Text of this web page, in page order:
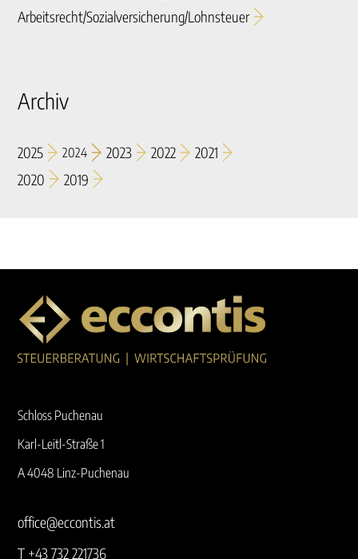
Arbeitsrecht/sozialversicherung/lohnsteuer
Archiv
2025 2024 2023 2022
2021
2020
2019
Schloss Puchenau
Karl-Leitl-Straße 1
A 4048 Linz-Puchenau
office@eccontis.at
T +43 732 221736